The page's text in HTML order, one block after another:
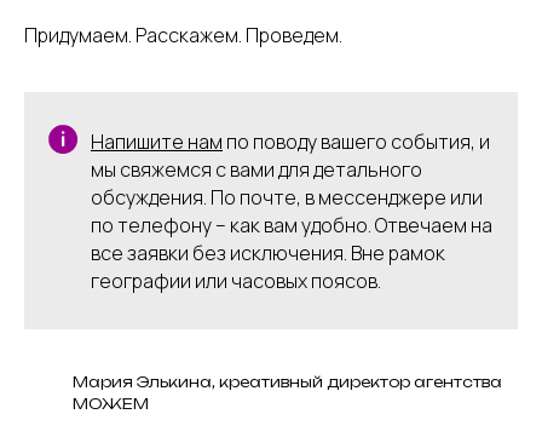
Придумаем. Расскажем. Проведем.
Напишите нам по поводу вашего события, и
мы свяжемся с вами для детального
обсуждения. По почте, в мессенджере или
по телефону – как вам удобно. Отвечаем на
все заявки без исключения. Вне рамок
географии или часовых поясов.
Мария Элькина, креативный директор агентства
МОЖЕМ